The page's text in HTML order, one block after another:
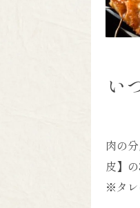
い
肉の
皮】
※タレ